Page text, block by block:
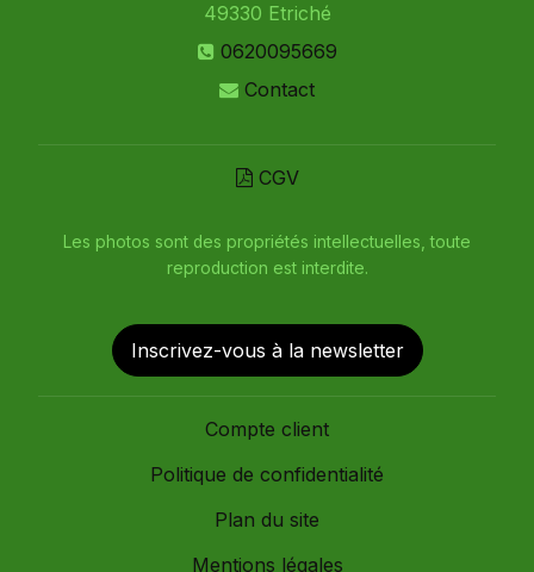
49330 Etriché
0620095669
Contact
CGV
Les photos sont des propriétés intellectuelles, toute
reproduction est interdite.
Inscrivez-vous à la newsletter
Compte client
Politique de confidentialité
Plan du site
Mentions légales